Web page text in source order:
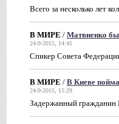
Всего за несколько лет
В МИРЕ / Матвиенко
24-9-2015, 14:45
Спикер Совета
В МИРЕ / В Киеве
24-9-2015, 15:29
Задержанный гражданин